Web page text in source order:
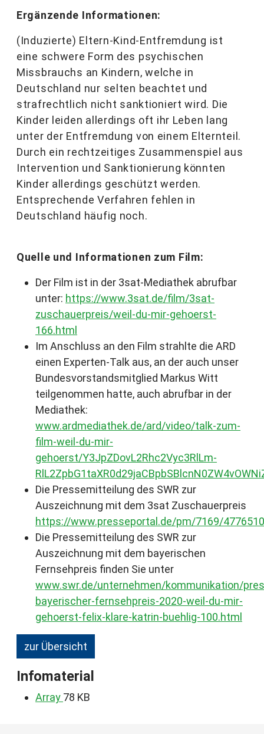
Ergänzende Informationen:
(Induzierte) Eltern-Kind-Entfremdung ist
eine schwere Form des psychischen
Missbrauchs an Kindern, welche in
Deutschland nur selten beachtet und
strafrechtlich nicht sanktioniert wird. Die
Kinder leiden allerdings oft ihr Leben lang
unter der Entfremdung von einem Elternteil.
Durch ein rechtzeitiges Zusammenspiel aus
Intervention und Sanktionierung könnten
Kinder allerdings geschützt werden.
Entsprechende Verfahren fehlen in
Deutschland häufig noch.
Quelle und Informationen zum Film:
Der Film ist in der 3sat-Mediathek abrufbar
unter: https://www.3sat.de/film/3sat-
zuschauerpreis/weil-du-mir-gehoerst-
166.html
Im Anschluss an den Film strahlte die ARD
einen Experten-Talk aus, an der auch unser
Bundesvorstandsmitglied Markus Witt
teilgenommen hatte, auch abrufbar in der
Mediathek:
www.ardmediathek.de/ard/video/talk-zum-
film-weil-du-mir-
gehoerst/Y3JpZDovL2Rhc2Vyc3RlLm-
Die Pressemitteilung des SWR zur
Auszeichnung mit dem 3sat Zuschauerpreis
https://www.presseportal.de/pm/7169/4776510
Die Pressemitteilung des SWR zur
Auszeichnung mit dem bayerischen
Fernsehpreis finden Sie unter
www.swr.de/unternehmen/kommunikation/
bayerischer-fernsehpreis-2020-weil-du-mir-
gehoerst-felix-klare-katrin-buehlig-100.html
zur Übersicht
Infomaterial
Array 78 KB